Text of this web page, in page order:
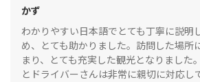
かず
わかりやすい日本語でとても丁寧に説明
め、とても助かりました。訪問した場所
まり、とても充実した観光となりました
とドライバーさんは非常に親切に対応し